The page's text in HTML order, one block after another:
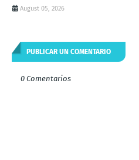
August 05, 2026
PUBLICAR UN COMENTARIO
0 Comentarios